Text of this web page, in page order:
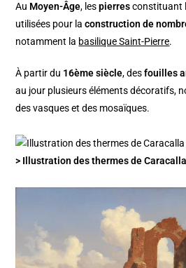
Au Moyen-Âge, lespierresconstituant
utilisées pour laconstruction de
notamment la basilique Saint-Pierre.
À partir du 16ème siècle, desfouilles
au jour plusieurs éléments décoratifs,
des vasques et des mosaïques.
> Illustration des thermes de